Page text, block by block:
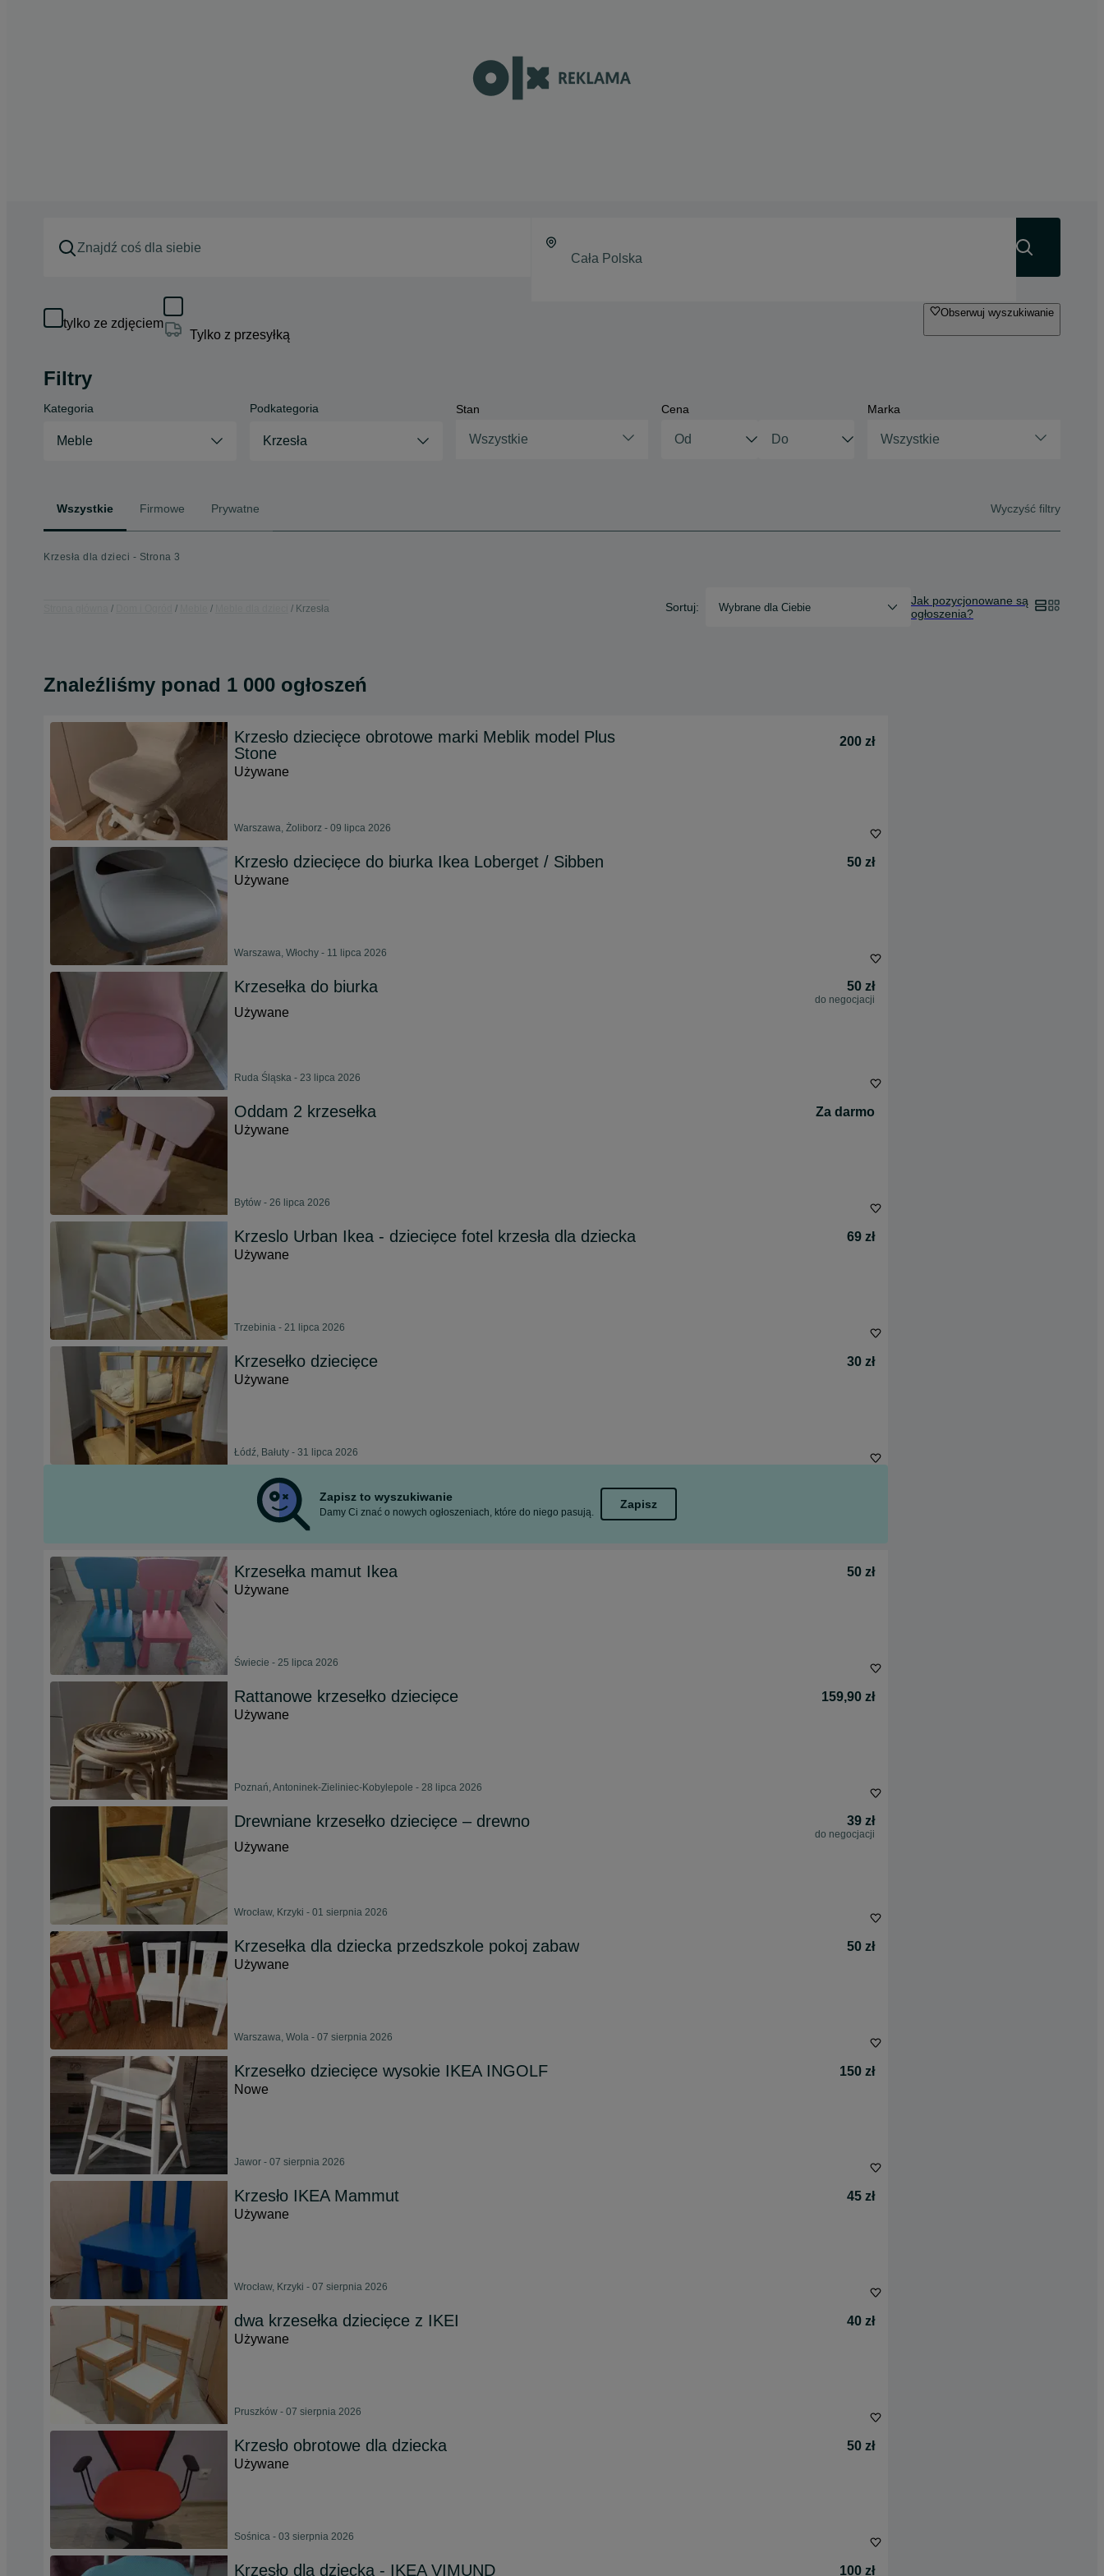
tylko ze zdjęciem
Tylko z przesyłką
Obserwuj wyszukiwanie
Filtry
Kategoria
Meble
Podkategoria
Krzesła
Stan
Wszystkie
Cena Marka
Wszystkie
Wszystkie Firmowe Prywatne Wyczyść filtry
Krzesła dla dzieci - Strona 3
Krzesła Sortuj: Wybrane dla Ciebie
Jak pozycjonowane są
ogłoszenia?
Znaleźliśmy ponad 1 000 ogłoszeń
Krzesło dziecięce obrotowe marki Meblik model Plus
Stone
200 zł
Używane
Warszawa, Żoliborz - 09 lipca 2026
Krzesło dziecięce do biurka Ikea Loberget / Sibben
50 zł
Używane
Warszawa, Włochy - 11 lipca 2026
Krzesełka do biurka 50 zł
do negocjacji
Używane
Ruda Śląska - 23 lipca 2026
Oddam 2 krzesełka
Za darmo
Używane
Bytów - 26 lipca 2026
Krzeslo Urban Ikea - dziecięce fotel krzesła dla dziecka
69 zł
Używane
Trzebinia - 21 lipca 2026
Krzesełko dziecięce
30 zł
Używane
Łódź, Bałuty - 31 lipca 2026
Zapisz to wyszukiwanie
Damy Ci znać o nowych ogłoszeniach, które do niego pasują.
Zapisz
Krzesełka mamut Ikea
50 zł
Używane
Świecie - 25 lipca 2026
Rattanowe krzesełko dziecięce
159,90 zł
Używane
Poznań, Antoninek-Zieliniec-Kobylepole - 28 lipca 2026
Drewniane krzesełko dziecięce – drewno 39 zł
do negocjacji
Używane
Wrocław, Krzyki - 01 sierpnia 2026
Krzesełka dla dziecka przedszkole pokoj zabaw
50 zł
Używane
Warszawa, Wola - 07 sierpnia 2026
Krzesełko dziecięce wysokie IKEA INGOLF
150 zł
Nowe
Jawor - 07 sierpnia 2026
Krzesło IKEA Mammut
45 zł
Używane
Wrocław, Krzyki - 07 sierpnia 2026
dwa krzesełka dziecięce z IKEI
40 zł
Używane
Pruszków - 07 sierpnia 2026
Krzesło obrotowe dla dziecka
50 zł
Używane
Sośnica - 03 sierpnia 2026
Krzesło dla dziecka - IKEA VIMUND 100 zł